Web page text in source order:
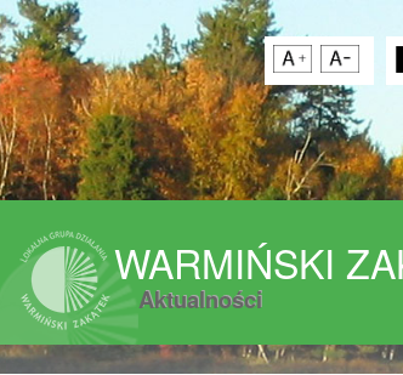
WARMIŃSKI
Aktualności